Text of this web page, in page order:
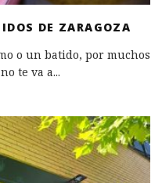
DE ZARAGOZA
o un batido, por muchos
te va a...